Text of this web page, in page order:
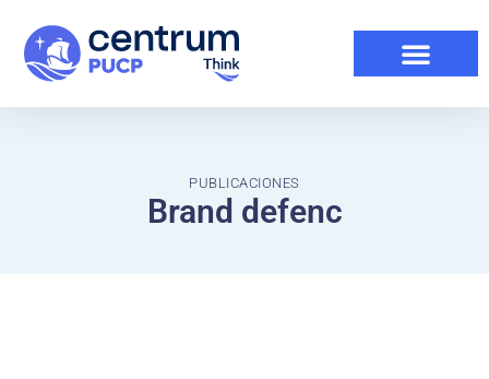
PUBLICACIONES
Brand defenc